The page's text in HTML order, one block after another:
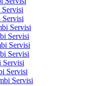
Servisi
Servisi
Servisi
Servisi
Servisi
Servisi
Servisi
Servisi